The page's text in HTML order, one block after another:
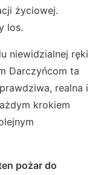
życiowej.
los.
niewidzialnej ręki
Darczyńcom ta
realna i
krokiem
pożar do